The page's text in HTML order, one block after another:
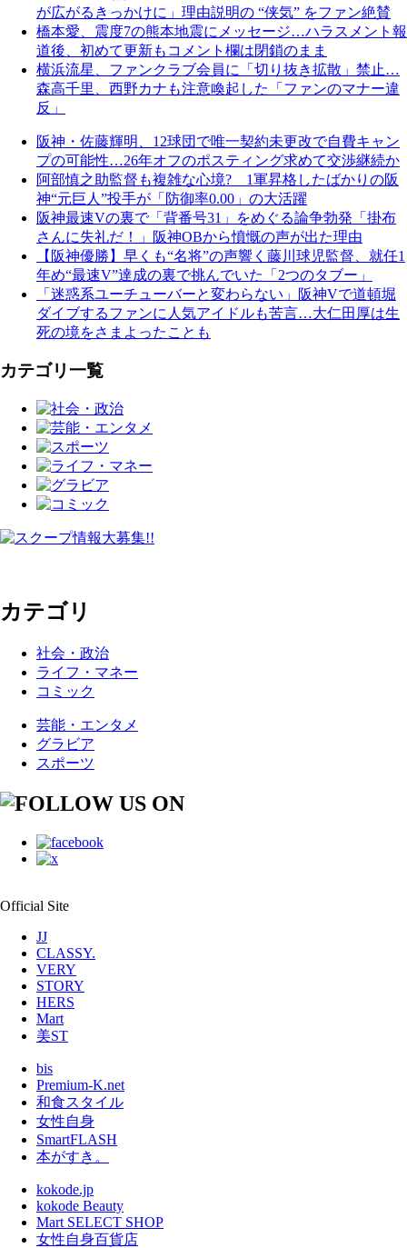
が広がるきっかけに」理由説明の “侠気” をファン絶賛
橋本愛、震度7の熊本地震にメッセージ…ハラスメント報
道後、初めて更新もコメント欄は閉鎖のまま
横浜流星、ファンクラブ会員に「切り抜き拡散」禁止…
森高千里、西野カナも注意喚起した「ファンのマナー違
反」
阪神・佐藤輝明、12球団で唯一契約未更改で自費キャン
プの可能性…26年オフのポスティング求めて交渉継続か
阿部慎之助監督も複雑な心境? 1軍昇格したばかりの阪
神“元巨人”投手が「防御率0.00」の大活躍
阪神最速Vの裏で「背番号31」をめぐる論争勃発「掛布
さんに失礼だ！」阪神OBから憤慨の声が出た理由
【阪神優勝】早くも“名将”の声響く藤川球児監督、就任1
年め“最速V”達成の裏で挑んでいた「2つのタブー」
「迷惑系ユーチューバーと変わらない」阪神Vで道頓堀
ダイブするファンに人気アイドルも苦言…大仁田厚は生
死の境をさまよったことも
カテゴリ一覧
カテゴリ
社会・政治
ライフ・マネー
コミック
芸能・エンタメ
グラビア
スポーツ
Official Site
JJ
CLASSY.
VERY
STORY
HERS
Mart
美ST
bis
Premium-K.net
和食スタイル
女性自身
SmartFLASH
本がすき。
kokode.jp
kokode Beauty
Mart SELECT SHOP
女性自身百貨店